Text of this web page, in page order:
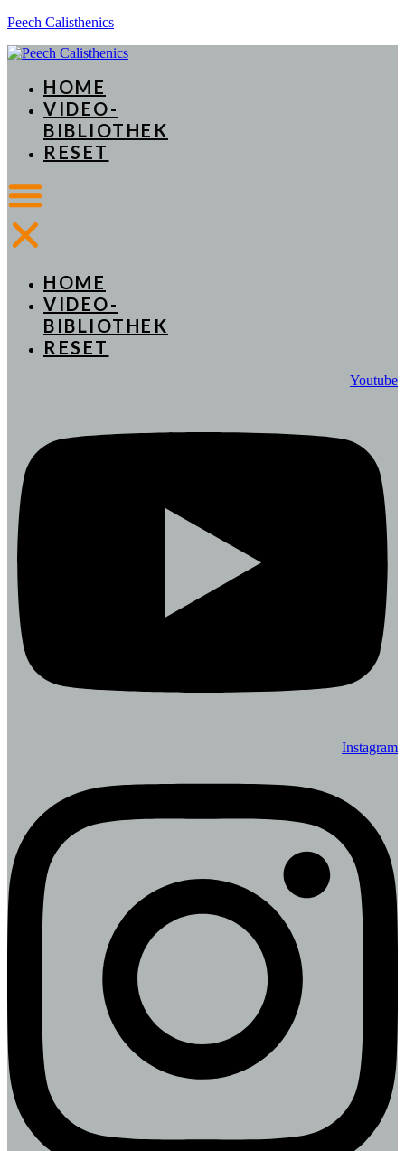
Peech Calisthenics
HOME
VIDEO-
BIBLIOTHEK
RESET
HOME
VIDEO-
BIBLIOTHEK
RESET
Youtube
Instagram